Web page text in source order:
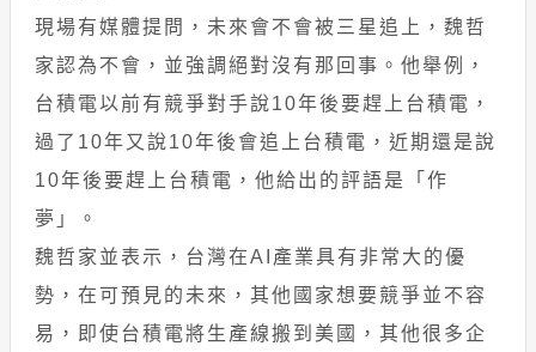
現場有媒體提問，未來會不會被三星追上，魏哲
家認為不會，並強調絕對沒有那回事。他舉例，
台積電以前有競爭對手說10年後要趕上台積電，
過了10年又說10年後會追上台積電，近期還是說
10年後要趕上台積電，他給出的評語是「作
夢」。
魏哲家並表示，台灣在AI產業具有非常大的優
勢，在可預見的未來，其他國家想要競爭並不容
易，即使台積電將生產線搬到美國，其他很多企